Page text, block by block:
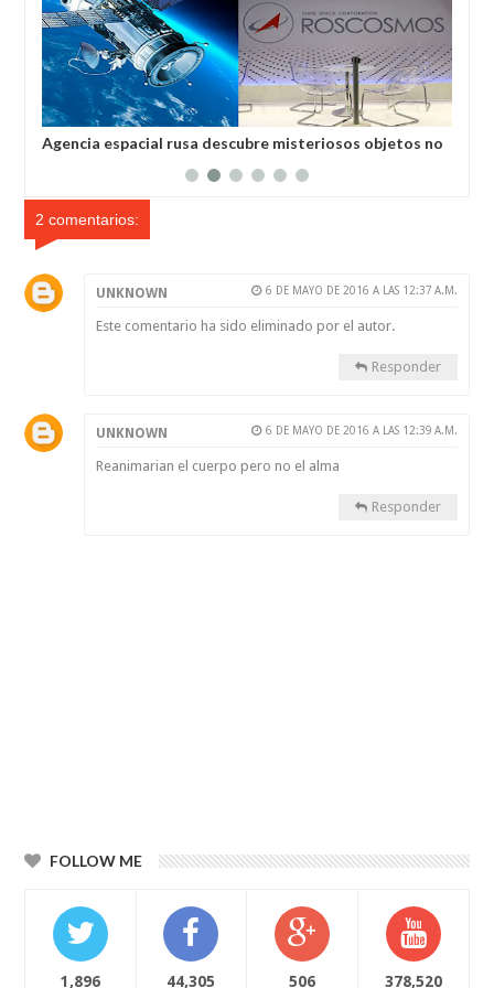
Agencia espacial rusa descubre misteriosos objetos no
2 comentarios:
UNKNOWN 6 DE MAYO DE 2016 A LAS 12:37 A.M.
Este comentario ha sido eliminado por el autor.
Responder
UNKNOWN 6 DE MAYO DE 2016 A LAS 12:39 A.M.
Reanimarian el cuerpo pero no el alma
Responder
FOLLOW ME
1,896 44,305 506 378,520